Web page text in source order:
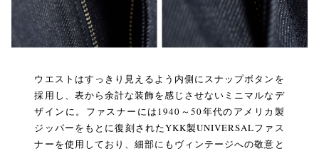
ウエストはすっきり見えるよう内側にスナップボタンを
採用し、表から余計な装飾を感じさせないミニマルなデ
ザインに。ファスナーには1940～50年代のアメリカ製
ジッパーをもとに復刻されたYKK製UNIVERSALファス
ナーを使用しており、細部にもヴィンテージへの敬意と